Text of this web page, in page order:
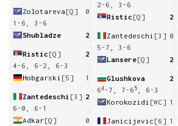
Zolotareva [Q]
0
1-6, 3-6
Shubladze
2
Ristic [Q]
2
4-6, 6-2, 6-3
Hobgarski [5] 1
Zantedeschi [3] 2
6-0, 6-1
Adkar[Q] 0
2-6, 3-6
Ristic [Q] 2
Zantedeschi [3] 0
5-7, 3-6
Lansere[Q] 2
Glushkova
2
64-7, 7-6 5
, 6-3
Korokozidi [WC] 1
Janicijevic [6] 1